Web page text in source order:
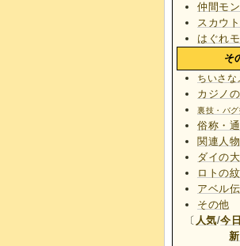
仲間モ
スカウ
はぐれ
そ
ちいさな
カジノ
裏技・バ
俗称・
関連人
ダイの
ロトの
アベル
その他
〔 人気/今
新